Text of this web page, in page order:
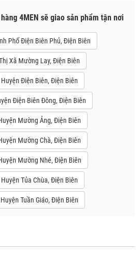
4MEN sẽ giao sản phẩm tận nơi
Phố Điện Biên Phủ, Điện Biên
Xã Mường Lay, Điện Biên
Điện Biên, Điện Biên
Điện Biên Đông, Điện Biên
Mường Ảng, Điện Biên
Mường Chà, Điện Biên
Mường Nhé, Điện Biên
Tủa Chùa, Điện Biên
Tuần Giáo, Điện Biên